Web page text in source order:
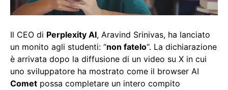
Il CEO di Perplexity AI, Aravind Srinivas, ha lanciato
un monito agli studenti: “non fatelo“. La dichiarazione
è arrivata dopo la diffusione di un video su X in cui
uno sviluppatore ha mostrato come il browser AI
Comet possa completare un intero compito